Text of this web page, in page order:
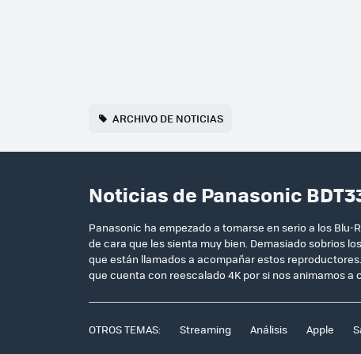
ARCHIVO DE NOTICIAS
Noticias de Panasonic
Panasonic ha empezado a tomarse en serio a los
de cara que les sienta muy bien. Demasiado sobrios
que están llamados a acompañar estos
que cuenta con reescalado 4K por si nos animamos a
OTROS TEMAS: Streaming Análisis Apple